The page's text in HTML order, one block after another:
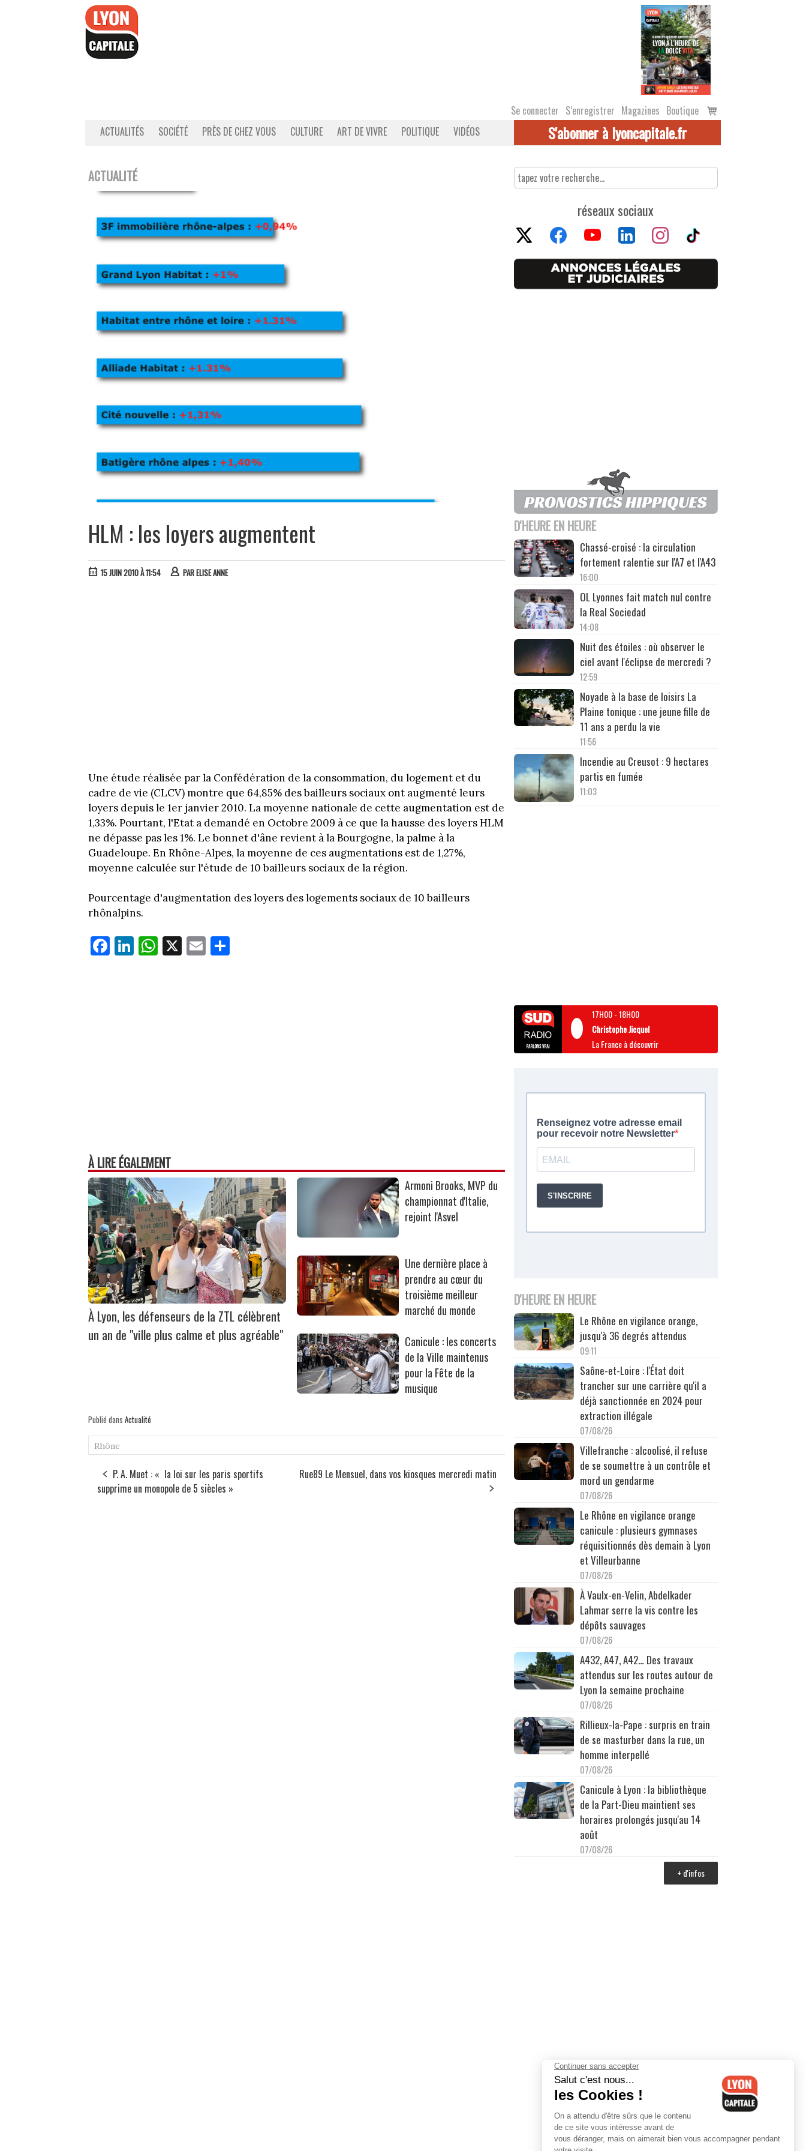
Se connecter S’enregistrer Magazines Boutique
Voir
le
ACTUALITÉS SOCIÉTÉ PRÈS DE CHEZ VOUS CULTURE ART DE VIVRE POLITIQUE VIDÉOS S'abonner à lyoncapitale.fr
ACTUALITÉ
HLM : les loyers augmentent
15 JUIN 2010 À 11:54 PARELISE ANNE
Une étude réalisée par la Confédération de la consommation, du logement et du
cadre de vie (CLCV) montre que 64,85% des bailleurs sociaux ont augmenté leurs
loyers depuis le 1er janvier 2010. La moyenne nationale de cette augmentation est de
1,33%. Pourtant, l'Etat a demandé en Octobre 2009 à ce que la hausse des loyers HLM
ne dépasse pas les 1%. Le bonnet d'âne revient à la Bourgogne, la palme à la
Guadeloupe. En Rhône-Alpes, la moyenne de ces augmentations est de 1,27%,
moyenne calculée sur l'étude de 10 bailleurs sociaux de la région.
Pourcentage d'augmentation des loyers des logements sociaux de 10 bailleurs
rhônalpins.
Fa
ce
Li
nk
W
ha
X E
m
À LIRE ÉGALEMENT
À Lyon, les défenseurs de la ZTL célèbrent
un an de "ville plus calme et plus agréable"
Armoni Brooks, MVP du
championnat d'Italie,
rejoint l'Asvel
Une dernière place à
prendre au cœur du
troisième meilleur
marché du monde
Canicule : les concerts
de la Ville maintenus
pour la Fête de la
musique
Publié dans Actualité
Rhône
P. A. Muet : « la loi sur les paris sportifs
supprime un monopole de 5 siècles »
Rue89 Le Mensuel, dans vos kiosques mercredi matin
réseaux sociaux
D'HEURE EN HEURE
Chassé-croisé : la circulation
fortement ralentie sur l'A7 et l'A43
16:00
OL Lyonnes fait match nul contre
la Real Sociedad
14:08
Nuit des étoiles : où observer le
ciel avant l'éclipse de mercredi ?
12:59
Noyade à la base de loisirs La
Plaine tonique : une jeune fille de
11 ans a perdu la vie
11:56
Incendie au Creusot : 9 hectares
partis en fumée
11:03
17H00-18H00
Christophe Jicquel
La France à découvrir
D'HEURE EN HEURE
Le Rhône en vigilance orange,
jusqu'à 36 degrés attendus
09:11
Saône-et-Loire : l'État doit
trancher sur une carrière qu'il a
déjà sanctionnée en 2024 pour
extraction illégale
07/08/26
Villefranche : alcoolisé, il refuse
de se soumettre à un contrôle et
mord un gendarme
07/08/26
Le Rhône en vigilance orange
canicule : plusieurs gymnases
réquisitionnés dès demain à Lyon
et Villeurbanne
07/08/26
À Vaulx-en-Velin, Abdelkader
Lahmar serre la vis contre les
dépôts sauvages
07/08/26
A432, A47, A42… Des travaux
attendus sur les routes autour de
Lyon la semaine prochaine
07/08/26
Rillieux-la-Pape : surpris en train
de se masturber dans la rue, un
homme interpellé
07/08/26
Canicule à Lyon : la bibliothèque
de la Part-Dieu maintient ses
horaires prolongés jusqu'au 14
août
07/08/26
+ d'infos